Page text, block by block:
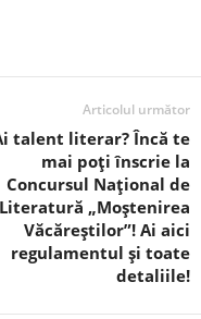
Articolul următor
talent literar? Încă te
mai poți înscrie la
Concursul Naţional de
Literatură „Moştenirea
Văcăreştilor”! Ai aici
regulamentul și toate
detaliile!